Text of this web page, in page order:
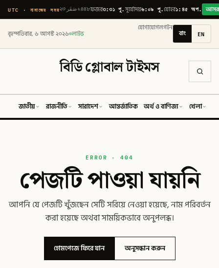
UTC · নামাজের সময় ২৩ صَفَر ১৪৪৮ফজর৩:৩১ পূ.সূর্যোদয়৬:০৯ পূ.যোহর১:৪৫ অপ. আসর
বৃহস্পতিবার, ৬ আগস্ট ২০২৬ লাইভ
যোগাযোগলগইন
বাং EN
বিডি গ্লোবাল টাইমস
জাতীয় রাজনীতি সারাদেশ আন্তর্জাতিক অর্থ ও বাণিজ্য খেলা
ERROR · 404
পেজটি পাওয়া যায়নি
আপনি যে পেজটি খুঁজছেন সেটি সরিয়ে নেওয়া হয়েছে, নাম পরিবর্তন
করা হয়েছে অথবা সাময়িকভাবে অনুপলব্ধ।
হোমপেজে ফিরে যান অনুসন্ধান করুন